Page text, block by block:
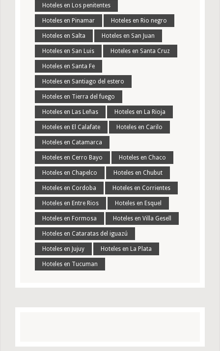
Hoteles en Los penitentes
Hoteles en Pinamar Hoteles en Rio negro
Hoteles en Salta Hoteles en San Juan
Hoteles en San Luis Hoteles en Santa Cruz
Hoteles en Santa Fe
Hoteles en Santiago del estero
Hoteles en Tierra del fuego
Hoteles en Las Leñas Hoteles en La Rioja
Hoteles en El Calafate Hoteles en Carilo
Hoteles en Catamarca
Hoteles en Cerro Bayo Hoteles en Chaco
Hoteles en Chapelco Hoteles en Chubut
Hoteles en Cordoba Hoteles en Corrientes
Hoteles en Entre Rios Hoteles en Esquel
Hoteles en Formosa Hoteles en Villa Gesell
Hoteles en Cataratas del iguazú
Hoteles en Jujuy Hoteles en La Plata
Hoteles en Tucuman